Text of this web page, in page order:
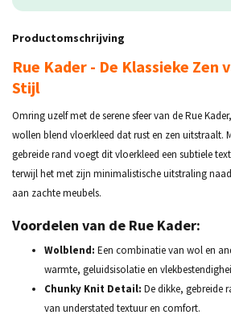
Productomschrijving
Rue Kader - De Klassieke Zen
Stijl
Omring uzelf met de serene sfeer van de Rue
wollen blend vloerkleed dat rust en zen uitstraalt.
gebreide rand voegt dit vloerkleed een subtiele
terwijl het met zijn minimalistische uitstraling
aan zachte meubels.
Voordelen van de Rue Kader:
Wolblend: Een combinatie van wol en
warmte, geluidsisolatie en
Chunky Knit Detail: De dikke, gebreide
van understated textuur en comfort.